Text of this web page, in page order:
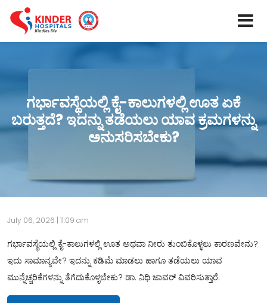
ಗರ್ಭಾವಸ್ಥೆಯಲ್ಲಿ ಕೈ-ಕಾಲುಗಳಲ್ಲಿ ಊತ ಏಕೆ
ಬರುತ್ತದೆ? ಇದನ್ನು ತಡೆಯಲು ಯಾವ ಕ್ರಮಗಳನ್ನು
ಅನುಸರಿಸಬೇಕು?
July 06, 2026 | 11:09 am
ಗರ್ಭಾವಸ್ಥೆಯಲ್ಲಿ ಕೈ-ಕಾಲುಗಳಲ್ಲಿ ಊತ ಅಥವಾ ನೀರು ತುಂಬಿಕೊಳ್ಳಲು ಕಾರಣವೇನು?
ಇದು ಸಾಮಾನ್ಯವೇ? ಇದನ್ನು ಕಡಿಮೆ ಮಾಡಲು ಹಾಗೂ ತಡೆಯಲು ಯಾವ
ಮುನ್ನೆಚ್ಚರಿಕೆಗಳನ್ನು ತೆಗೆದುಕೊಳ್ಳಬೇಕು? ಡಾ. ನಿಧಿ ಜಾವರ್ ವಿವರಿಸುತ್ತಾರೆ.